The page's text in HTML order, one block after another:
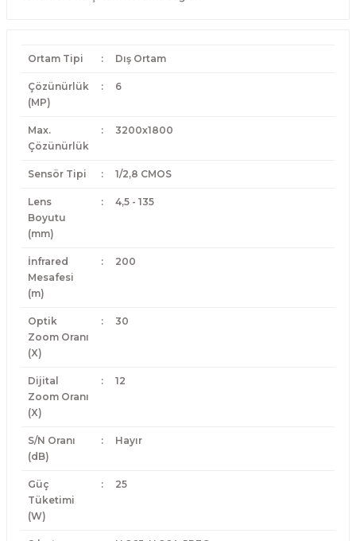
Ortam Tipi : Dış Ortam
Çözünürlük
(MP)
: 6
Max.
Çözünürlük
: 3200x1800
Sensör Tipi : 1/2,8 CMOS
Lens
Boyutu
(mm)
: 4,5 - 135
İnfrared
Mesafesi
(m)
: 200
Optik
Zoom Oranı
(X)
: 30
Dijital
Zoom Oranı
(X)
: 12
S/N Oranı
(dB)
: Hayır
Güç
Tüketimi
(W)
: 25